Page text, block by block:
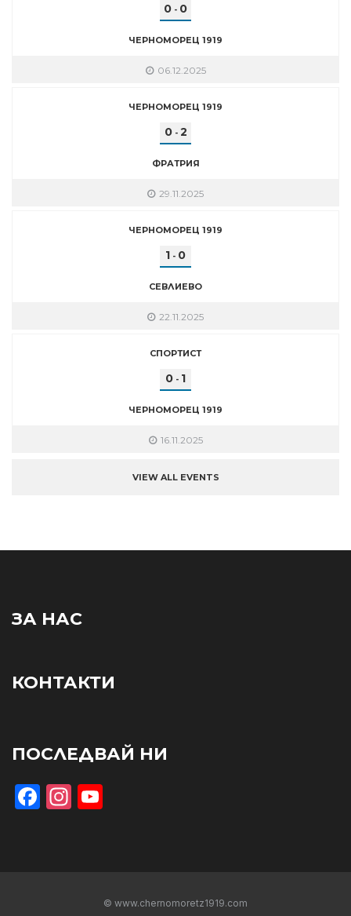
0 - 0
ЧЕРНОМОРЕЦ 1919
06.12.2025
ЧЕРНОМОРЕЦ 1919
0- 2
ФРАТРИЯ
29.11.2025
ЧЕРНОМОРЕЦ 1919
1 - 0
СЕВЛИЕВО
22.11.2025
СПОРТИСТ
0 - 1
ЧЕРНОМОРЕЦ 1919
16.11.2025
VIEW ALL EVENTS
ЗА НАС
КОНТАКТИ
ПОСЛЕДВАЙ НИ
Facebook
Instagram
© www.chernomoretz1919.com